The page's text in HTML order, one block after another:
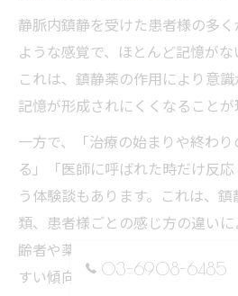
静脈内鎮静を受けた患者様の多
ような感覚で、ほとんど記憶がな
これは、鎮静薬の作用により意
記憶が形成されにくくなることが
一方で、「治療の始まりや終わ
る」「医師に呼ばれた時だけ反応
う体験談もあります。これは、
類、患者様ごとの感じ方の違いに
齢者や薬剤に敏感な方は、記憶に
すい傾向があります。03-6908-6485